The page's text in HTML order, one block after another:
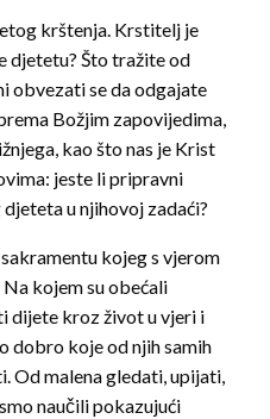
krštenja. Krstitelj je
djetetu? Što tražite od
obvezati se da odgajate
Božjim zapovijedima,
kao što nas je Krist
jeste li pripravni
u njihovoj zadaći?
kojeg s vjerom
kojem su obećali
dijete kroz život u vjeri i
dobro koje od njih samih
Od malena gledati, upijati,
naučili pokazujući